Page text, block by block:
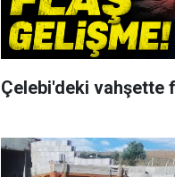
Çelebi'deki vahşette